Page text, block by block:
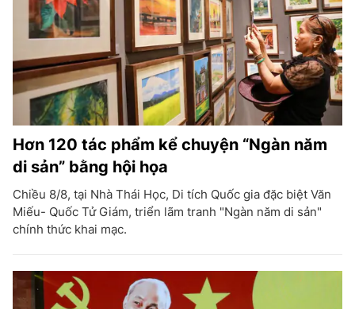
Hơn 120 tác phẩm kể chuyện “Ngàn năm
di sản” bằng hội họa
Chiều 8/8, tại Nhà Thái Học, Di tích Quốc gia đặc biệt Văn
Miếu- Quốc Tử Giám, triển lãm tranh "Ngàn năm di sản"
chính thức khai mạc.